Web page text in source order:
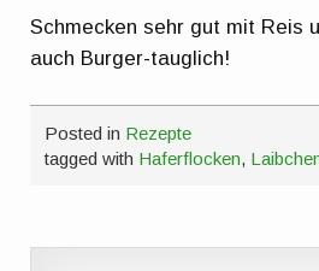
Schmecken sehr gut mit Reis
auch Burger-tauglich!
Posted in Rezepte
tagged with Haferflocken,